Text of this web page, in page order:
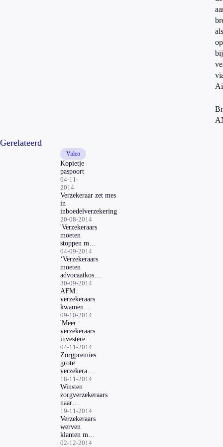
als
bij
Gerelateerd
Video
Kopietje
paspoort
04-11-
2014
Verzekeraar zet mes
in
inboedelverzekering
20-08-2014
'Verzekeraars
moeten
stoppen met
geheim
schikken'
04-09-2014
‘Verzekeraars
moeten
advocaatkosten
volledig
vergoeden’
30-09-2014
AFM:
verzekeraars
kwamen
afspraken
niet na
09-10-2014
'Meer
verzekeraars
investeren
duurzaam'
04-11-2014
Zorgpremies
grote
verzekeraars
bekend
18-11-2014
Winsten
zorgverzekeraars
naar
verzekerden
19-11-2014
Verzekeraars
werven
klanten met
zorggeld
02-12-2014